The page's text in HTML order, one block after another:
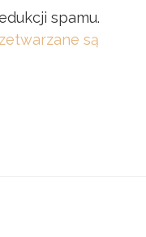
spamu.
są